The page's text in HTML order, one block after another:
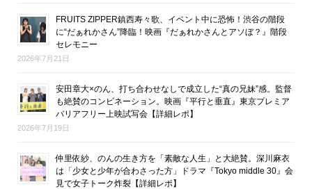
FRUITS ZIPPER鎮西寿々歌、イベント中に恐怖！渋谷の階段
に“だぁれかさん”降臨！映画『だぁれかさんとアソぼ？』階段
セレモニー
2026年7月21日
安田章大×のん、打ち合わせなしで成立した“真の兄妹”感。監督
も絶賛のコンビネーション。映画『平行と垂直』東京プレミア
バリアフリー上映試写会【詳細レポ】
2026年7月19日
仲里依紗、のんの生き方を「素敵な人生」と大絶賛。深川麻衣
は「少女と少年が合わさった方」ドラマ『Tokyo middle 30』会
見で女子トーク炸裂【詳細レポ】